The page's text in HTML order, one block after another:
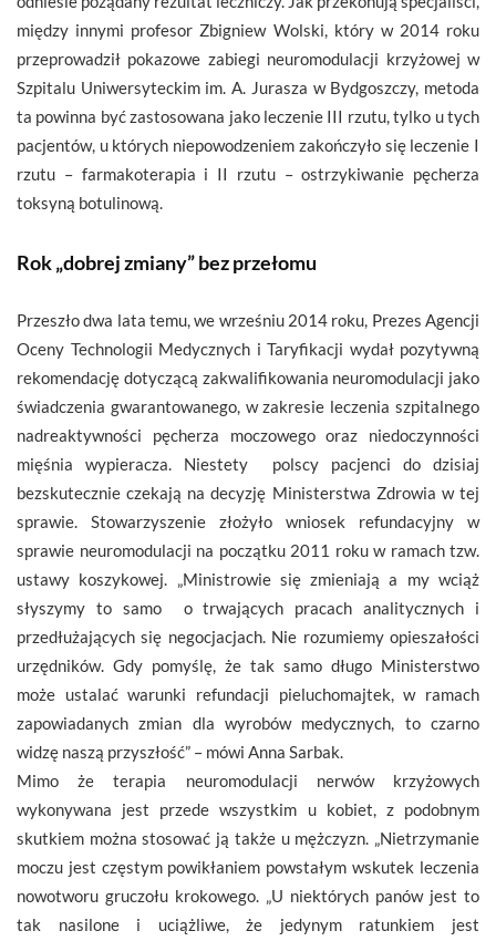
między innymi profesor Zbigniew Wolski, który w 2014 roku
przeprowadził pokazowe zabiegi neuromodulacji krzyżowej w
Szpitalu Uniwersyteckim im. A. Jurasza w Bydgoszczy, metoda
ta powinna być zastosowana jako leczenie III rzutu, tylko u tych
pacjentów, u których niepowodzeniem zakończyło się leczenie I
rzutu – farmakoterapia i II rzutu – ostrzykiwanie pęcherza
toksyną botulinową.
Rok „dobrej zmiany” bez przełomu
Przeszło dwa lata temu, we wrześniu 2014 roku, Prezes Agencji
Oceny Technologii Medycznych i Taryfikacji wydał pozytywną
rekomendację dotyczącą zakwalifikowania neuromodulacji jako
świadczenia gwarantowanego, w zakresie leczenia szpitalnego
nadreaktywności pęcherza moczowego oraz niedoczynności
mięśnia wypieracza. Niestety polscy pacjenci do dzisiaj
bezskutecznie czekają na decyzję Ministerstwa Zdrowia w tej
sprawie. Stowarzyszenie złożyło wniosek refundacyjny w
sprawie neuromodulacji na początku 2011 roku w ramach tzw.
ustawy koszykowej. „Ministrowie się zmieniają a my wciąż
słyszymy to samo o trwających pracach analitycznych i
przedłużających się negocjacjach. Nie rozumiemy opieszałości
urzędników. Gdy pomyślę, że tak samo długo Ministerstwo
może ustalać warunki refundacji pieluchomajtek, w ramach
zapowiadanych zmian dla wyrobów medycznych, to czarno
widzę naszą przyszłość” – mówi Anna Sarbak.
Mimo że terapia neuromodulacji nerwów krzyżowych
wykonywana jest przede wszystkim u kobiet, z podobnym
skutkiem można stosować ją także u mężczyzn. „Nietrzymanie
moczu jest częstym powikłaniem powstałym wskutek leczenia
nowotworu gruczołu krokowego. „U niektórych panów jest to
tak nasilone i uciążliwe, że jedynym ratunkiem jest